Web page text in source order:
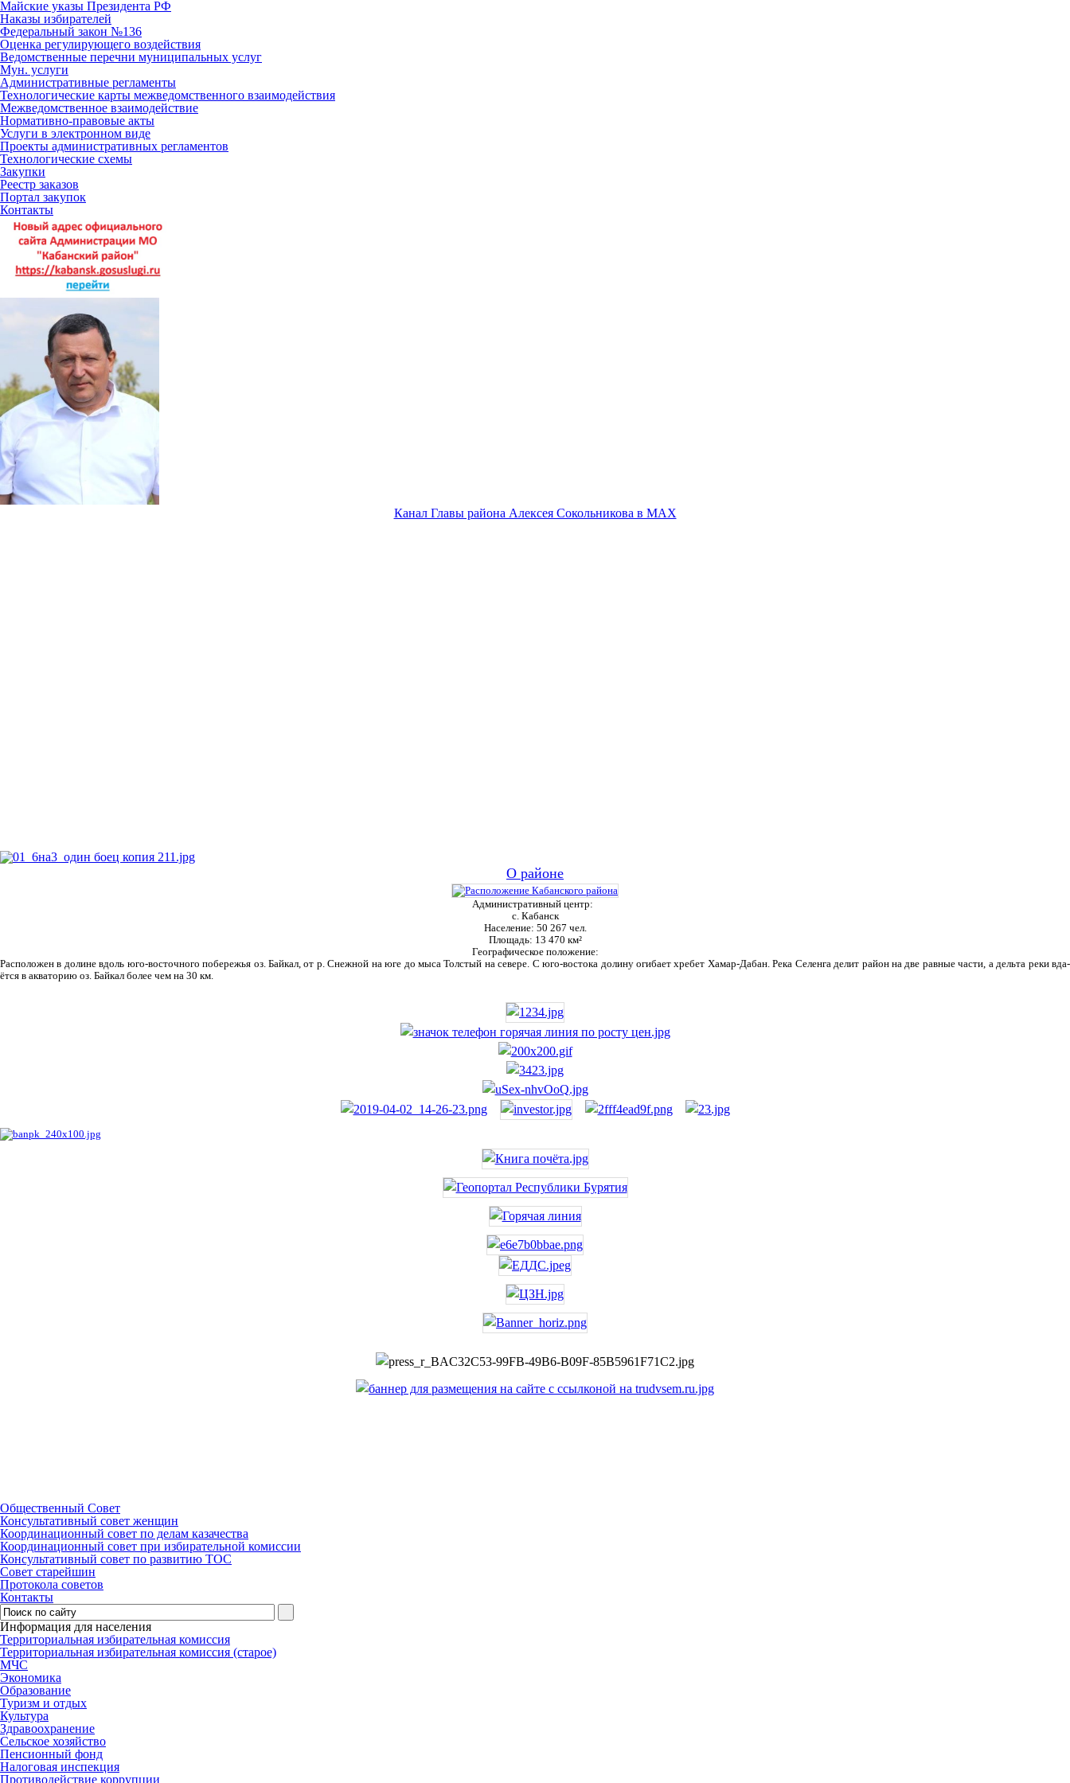
Майские указы Президента РФ
Наказы избирателей
Федеральный закон №136
Оценка регулирующего воздействия
Ведомственные перечни муниципальных услуг
Мун. услуги
Административные регламенты
Технологические карты межведомственного взаимодействия
Межведомственное взаимодействие
Нормативно-правовые акты
Услуги в электронном виде
Проекты административных регламентов
Технологические схемы
Закупки
Реестр заказов
Портал закупок
Контакты
Канал Главы района Алексея Сокольникова в MAX
О районе
Административный центр:
с. Кабанск
Население: 50 267 чел.
Площадь: 13 470 км²
Географическое положение:
Рас­положен в долине вдоль юго-восточного побережья оз. Байкал, от р. Снежной на юге до мыса Толстый на севере. С юго-востока долину огибает хребет Хамар-Дабан. Река Селенга делит район на две равные части, а дельта реки вда­
ётся в акваторию оз. Байкал более чем на 30 км.
Общественный Совет
Консультативный совет женщин
Координационный совет по делам казачества
Координационный совет при избирательной комиссии
Консультативный совет по развитию ТОС
Совет старейшин
Протокола советов
Контакты
Информация для населения
Территориальная избирательная комиссия
Территориальная избирательная комиссия (старое)
МЧС
Экономика
Образование
Туризм и отдых
Культура
Здравоохранение
Сельское хозяйство
Пенсионный фонд
Налоговая инспекция
Противодействие коррупции